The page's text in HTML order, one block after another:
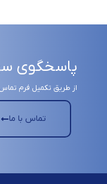
پاسخگوی
از طریق تکمیل فرم تماس
تماس با ما